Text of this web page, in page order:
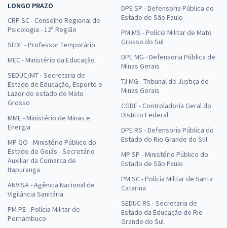
LONGO PRAZO
CRP SC - Conselho Regional de
Psicologia - 12ª Região
SEDF - Professor Temporário
MEC - Ministério da Educação
SEDUC/MT - Secretaria de
Estado de Educação, Esporte e
Lazer do estado de Mato
Grosso
MME - Ministério de Minas e
Energia
MP GO - Ministério Público do
Estado de Goiás - Secretário
Auxiliar da Comarca de
Itapuranga
ANVISA - Agência Nacional de
Vigilância Sanitária
PM PE - Polícia Militar de
Pernambuco
DPE SP - Defensoria Pública do
Estado de São Paulo
PM MS - Polícia Militar de Mato
Grosso do Sul
DPE MG - Defensoria Pública de
Minas Gerais
TJ MG - Tribunal de Justiça de
Minas Gerais
CGDF - Controladoria Geral do
Distrito Federal
DPE RS - Defensoria Pública do
Estado do Rio Grande do Sul
MP SP - Ministério Público do
Estado de São Paulo
PM SC - Polícia Militar de Santa
Catarina
SEDUC RS - Secretaria de
Estado da Educação do Rio
Grande do Sul